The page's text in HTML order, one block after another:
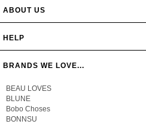
ABOUT US
HELP
BRANDS WE LOVE...
BEAU LOVES
BLUNE
Bobo Choses
BONNSU